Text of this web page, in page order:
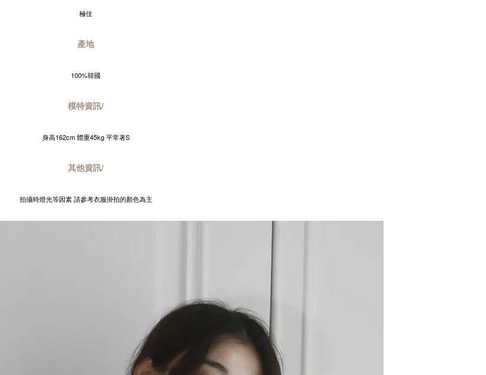
極佳
產地
100%韓國
模特資訊/
身高162cm 體重45kg 平常著S
其他資訊/
拍攝時燈光等因素 請參考衣服掛拍的顏色為主